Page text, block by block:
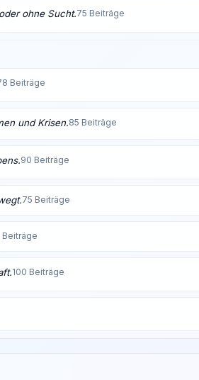
ohne Sucht.75 Beiträge
Beiträge
und Krisen.85 Beiträge
90 Beiträge
75 Beiträge
Beiträge
100 Beiträge